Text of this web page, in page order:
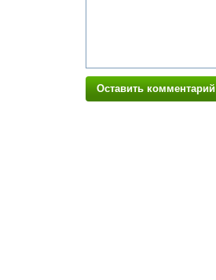
Оставить комментарий